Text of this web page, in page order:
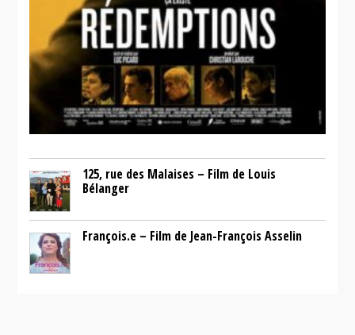
125, rue des Malaises – Film de Louis
Bélanger
François.e – Film de Jean-François Asselin